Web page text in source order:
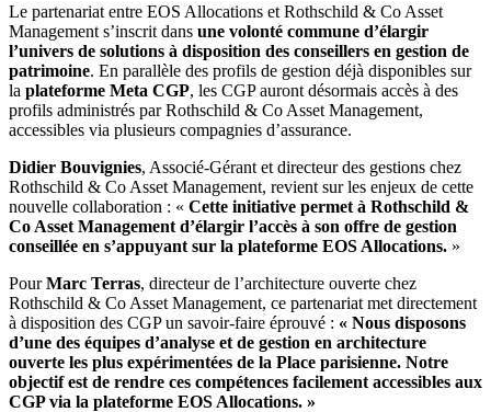
Le partenariat entre EOS Allocations et Rothschild & Co Asset
Management s’inscrit dans une volonté commune d’élargir
l’univers de solutions à disposition des conseillers en gestion de
patrimoine. En parallèle des profils de gestion déjà disponibles sur
la plateforme Meta CGP, les CGP auront désormais accès à des
profils administrés par Rothschild & Co Asset Management,
accessibles via plusieurs compagnies d’assurance.
Didier Bouvignies, Associé-Gérant et directeur des gestions chez
Rothschild & Co Asset Management, revient sur les enjeux de cette
nouvelle collaboration : « Cette initiative permet à Rothschild &
Co Asset Management d’élargir l’accès à son offre de gestion
conseillée en s’appuyant sur la plateforme EOS Allocations. »
PourMarc Terras, directeur de l’architecture ouverte chez
Rothschild & Co Asset Management, ce partenariat met directement
à disposition des CGP un savoir-faire éprouvé : « Nous disposons
d’une des équipes d’analyse et de gestion en architecture
ouverte les plus expérimentées de la Place parisienne. Notre
objectif est de rendre ces compétences facilement accessibles aux
CGP via la plateforme EOS Allocations. »